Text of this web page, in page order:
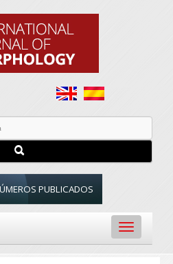
PUBLICADOS
Toggle
navigation